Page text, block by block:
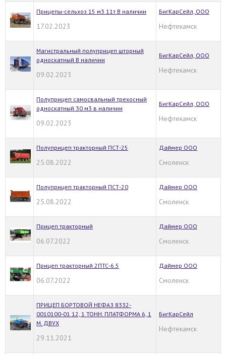
Прицепы-сельхоз 15 м3 11т В наличии
17.02.2023
БигКарСейл, ООО
Нефтекамск
Магистральный полуприцеп шторный
односкатный В наличии
09.02.2023
БигКарСейл, ООО
Нефтекамск
Полуприцеп самосвальный трехосный
односкатный 30 м3 в наличии
09.02.2023
БигКарСейл, ООО
Нефтекамск
Полуприцеп тракторный ПСТ-25
25.08.2022
Даймер ООО
Смоленск
Полуприцеп тракторный ПСТ-20
25.08.2022
Даймер ООО
Смоленск
Прицеп тракторный
06.07.2022
Даймер ООО
Смоленск
Прицеп тракторный 2ПТС-6.5
06.07.2022
Даймер ООО
Смоленск
ПРИЦЕП БОРТОВОЙ НЕФАЗ 8332-
0010100-01 12, 1 ТОНН. ПЛАТФОРМА 6, 1
М. ДВУХ
29.11.2021
БигКарСейл
Нефтекамск